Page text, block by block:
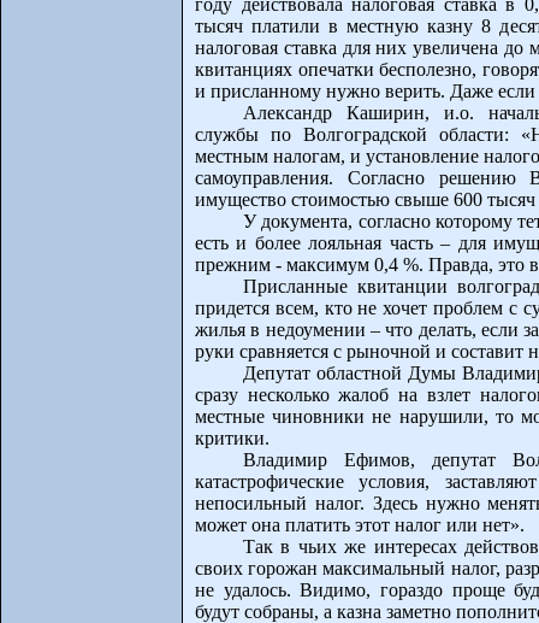
году действовала налоговая ставка
тысяч платили в местную казну 8
налоговая ставка для них увеличена
квитанциях опечатки бесполезно,
и присланному нужно верить. Даже если
Александр Каширин, и.о.
службы по Волгоградской области:
местным налогам, и установление
самоуправления. Согласно решению
имущество стоимостью свыше 600 тысяч
У документа, согласно которому
есть и более лояльная часть – для
прежним - максимум 0,4 %. Правда, это
Присланные квитанции
придется всем, кто не хочет проблем с
жилья в недоумении – что делать, если
руки сравняется с рыночной и составит
Депутат областной Думы
сразу несколько жалоб на взлет
местные чиновники не нарушили, то
критики.
Владимир Ефимов, депутат
катастрофические условия,
непосильный налог. Здесь нужно
может она платить этот налог или нет».
Так в чьих же интересах
своих горожан максимальный налог,
не удалось. Видимо, гораздо проще
будут собраны, а казна заметно